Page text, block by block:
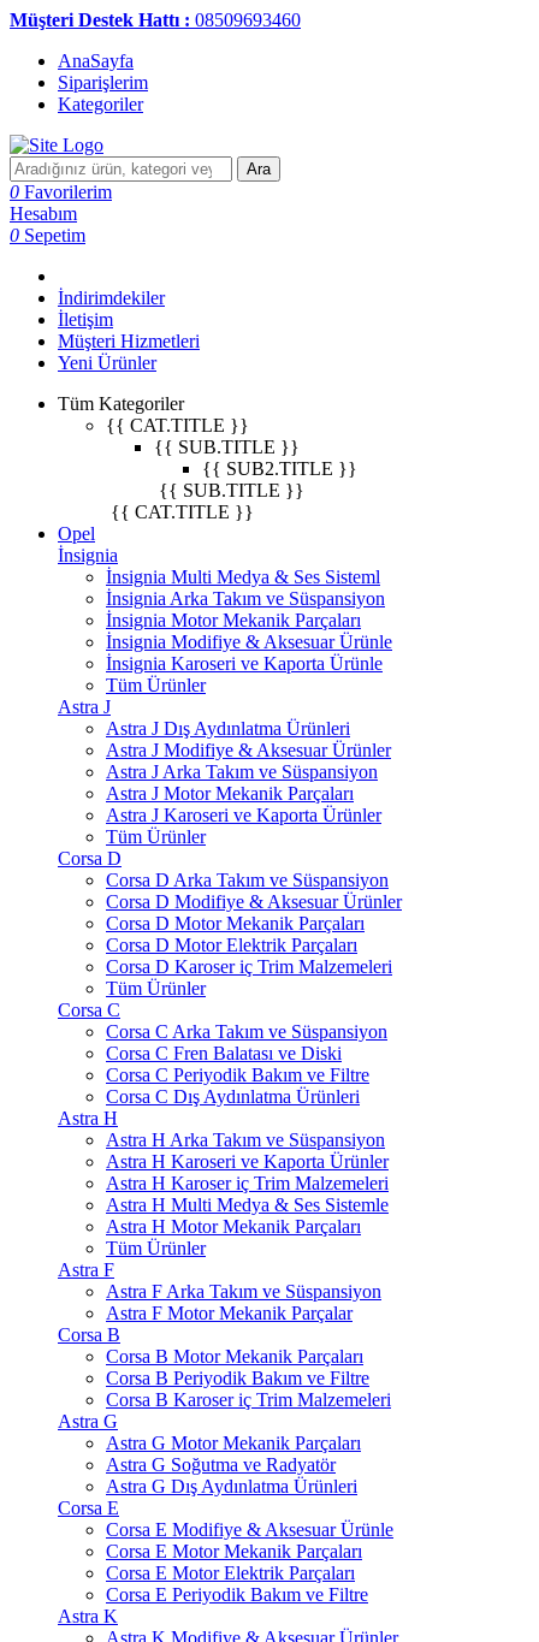
Müşteri Destek Hattı : 08509693460
AnaSayfa
Siparişlerim
Kategoriler
Ara
0 Favorilerim
Hesabım
0 Sepetim
İndirimdekiler
İletişim
Müşteri Hizmetleri
Yeni Ürünler
Tüm Kategoriler
{{ CAT.TITLE }}
{{ SUB.TITLE }}
{{ SUB2.TITLE }}
{{ SUB.TITLE }}
{{ CAT.TITLE }}
Opel
İnsignia
İnsignia Multi Medya & Ses Sisteml
İnsignia Arka Takım ve Süspansiyon
İnsignia Motor Mekanik Parçaları
İnsignia Modifiye & Aksesuar Ürünle
İnsignia Karoseri ve Kaporta Ürünle
Tüm Ürünler
Astra J
Astra J Dış Aydınlatma Ürünleri
Astra J Modifiye & Aksesuar Ürünler
Astra J Arka Takım ve Süspansiyon
Astra J Motor Mekanik Parçaları
Astra J Karoseri ve Kaporta Ürünler
Tüm Ürünler
Corsa D
Corsa D Arka Takım ve Süspansiyon
Corsa D Modifiye & Aksesuar Ürünler
Corsa D Motor Mekanik Parçaları
Corsa D Motor Elektrik Parçaları
Corsa D Karoser iç Trim Malzemeleri
Tüm Ürünler
Corsa C
Corsa C Arka Takım ve Süspansiyon
Corsa C Fren Balatası ve Diski
Corsa C Periyodik Bakım ve Filtre
Corsa C Dış Aydınlatma Ürünleri
Astra H
Astra H Arka Takım ve Süspansiyon
Astra H Karoseri ve Kaporta Ürünler
Astra H Karoser iç Trim Malzemeleri
Astra H Multi Medya & Ses Sistemle
Astra H Motor Mekanik Parçaları
Tüm Ürünler
Astra F
Astra F Arka Takım ve Süspansiyon
Astra F Motor Mekanik Parçalar
Corsa B
Corsa B Motor Mekanik Parçaları
Corsa B Periyodik Bakım ve Filtre
Corsa B Karoser iç Trim Malzemeleri
Astra G
Astra G Motor Mekanik Parçaları
Astra G Soğutma ve Radyatör
Astra G Dış Aydınlatma Ürünleri
Corsa E
Corsa E Modifiye & Aksesuar Ürünle
Corsa E Motor Mekanik Parçaları
Corsa E Motor Elektrik Parçaları
Corsa E Periyodik Bakım ve Filtre
Astra K
Astra K Modifiye & Aksesuar Ürünler